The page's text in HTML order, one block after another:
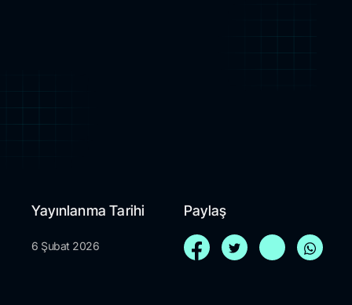
Yayınlanma Tarihi
6 Şubat 2026
Paylaş